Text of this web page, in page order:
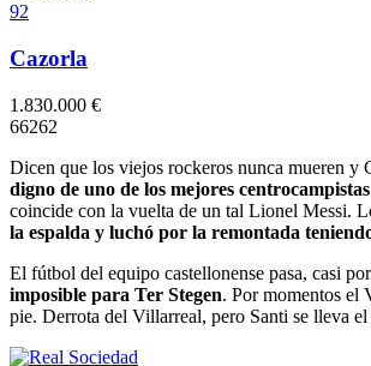
92
Cazorla
1.830.000 €
66262
Dicen que los viejos rockeros nunca mueren y
digno de uno de los mejores
coincide con la vuelta de un tal Lionel Messi.
la espalda y luchó por la remontada
El fútbol del equipo castellonense pasa, casi
imposible para Ter Stegen. Por momentos el
pie. Derrota del Villarreal, pero Santi se lleva